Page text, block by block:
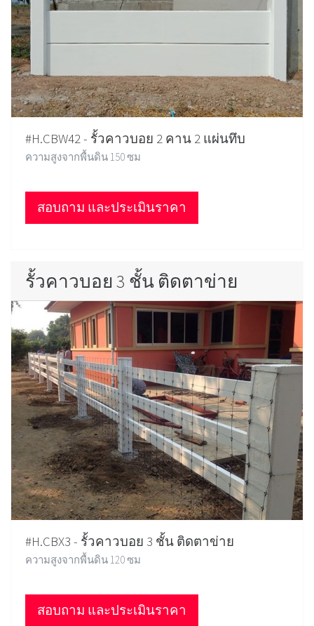
#H.CBW42 - รั้วคาวบอย 2 คาน 2 แผ่นทึบ
ความสูงจากพื้นดิน 150 ซม
สอบถาม และประเมินราคา
รั้วคาวบอย 3 ชั้น ติดตาข่าย
#H.CBX3 - รั้วคาวบอย 3 ชั้น ติดตาข่าย
ความสูงจากพื้นดิน 120 ซม
สอบถาม และประเมินราคา